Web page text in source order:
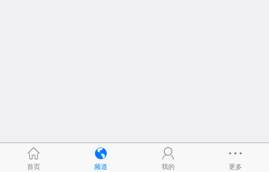
首页 频道 我的 更多